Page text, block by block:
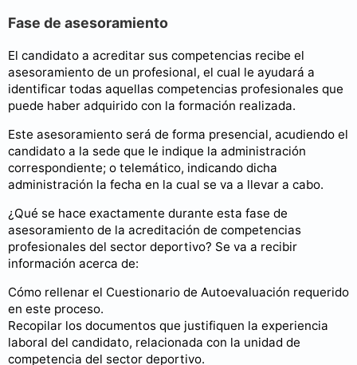
Fase de asesoramiento
El candidato a acreditar sus competencias recibe el
asesoramiento de un profesional, el cual le ayudará a
identificar todas aquellas competencias profesionales que
puede haber adquirido con la formación realizada.
Este asesoramiento será de forma presencial, acudiendo el
candidato a la sede que le indique la administración
correspondiente; o telemático, indicando dicha
administración la fecha en la cual se va a llevar a cabo.
¿Qué se hace exactamente durante esta fase de
asesoramiento de la acreditación de competencias
profesionales del sector deportivo? Se va a recibir
información acerca de:
Cómo rellenar el Cuestionario de Autoevaluación requerido
en este proceso.
Recopilar los documentos que justifiquen la experiencia
laboral del candidato, relacionada con la unidad de
competencia del sector deportivo.